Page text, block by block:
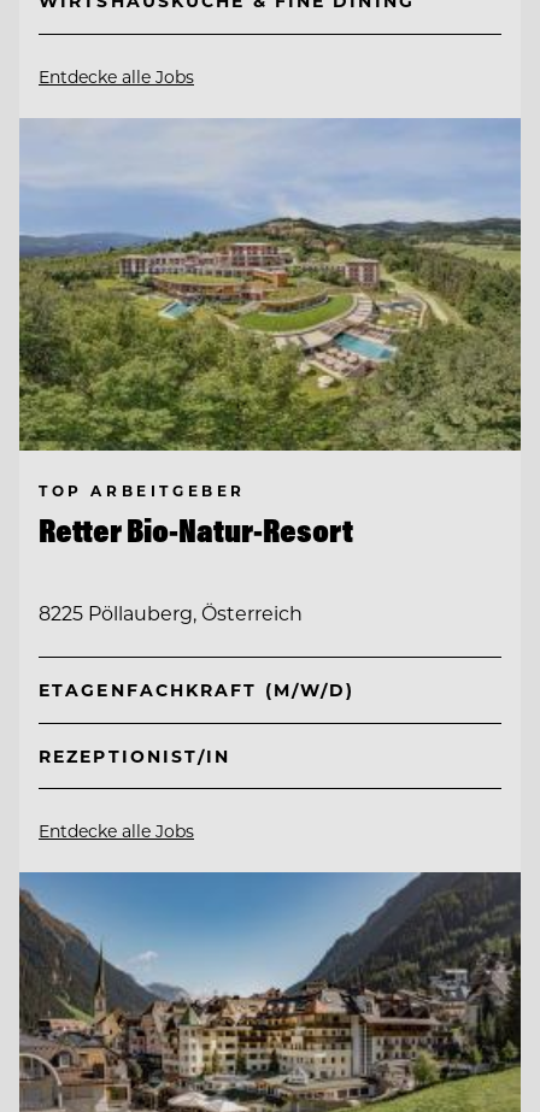
Entdecke alle Jobs
TOP ARBEITGEBER
Retter Bio-Natur-Resort
8225 Pöllauberg, Österreich
ETAGENFACHKRAFT (M/W/D)
REZEPTIONIST/IN
Entdecke alle Jobs